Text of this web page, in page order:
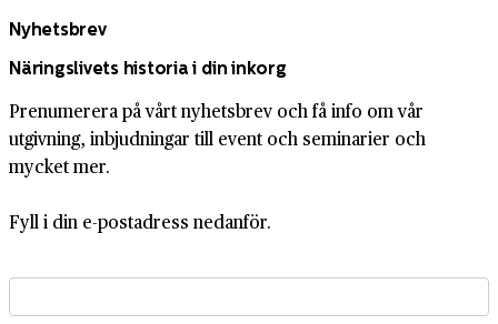
Nyhetsbrev
Näringslivets historia i din inkorg
Prenumerera på vårt nyhetsbrev och få info om vår
utgivning, inbjudningar till event och seminarier och
mycket mer.
Fyll i din e-postadress nedanför.